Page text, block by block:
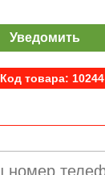
Уведомить
Код товара: 10244